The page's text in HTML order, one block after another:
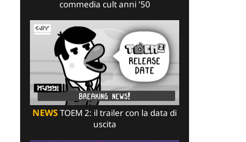
commedia cult anni '50
NEWSTOEM 2: il trailer con la data di
uscita